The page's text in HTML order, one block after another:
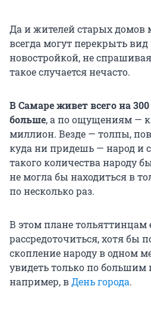
Да и жителей старых домов
всегда могут перекрыть
новостройкой, не
такое случается нечасто.
В Самаре живет всего на
больше, а по ощущениям —
миллион. Везде — толпы,
куда ни придешь — народ и
такого количества народу
не могла бы находиться в
по несколько раз.
В этом плане тольяттинцам
рассредоточиться, хотя бы
скопление народу в одном
увидеть только по большим
например, вДень города.